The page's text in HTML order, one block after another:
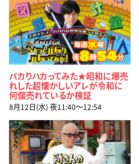
バカりハカってみた★昭和に爆売
れした超懐かしいアレが令和に
何個売れているか検証
8月12日(水) 夜11:40〜12:54